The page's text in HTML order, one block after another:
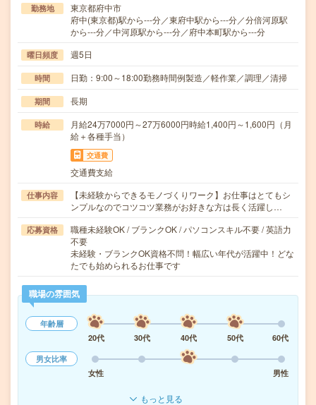
勤務地
東京都府中市
府中(東京都)駅から---分／東府中駅から---分／分倍河原駅
から---分／中河原駅から---分／府中本町駅から---分
曜日頻度 週5日
時間 日勤：9:00～18:00勤務時間例製造／軽作業／調理／清掃
期間 長期
時給
月給24万7000円～27万6000円時給1,400円～1,600円（月
給＋各種手当）
交通費
交通費支給
仕事内容
【未経験からできるモノづくりワーク】お仕事はとてもシ
ンプルなのでコツコツ業務がお好きな方は長く活躍し…
応募資格
職種未経験OK / ブランクOK / パソコンスキル不要 / 英語力
不要
未経験・ブランクOK資格不問！幅広い年代が活躍中！どな
たでも始められるお仕事です
職場の雰囲気
年齢層
20代
30代 40代 50代
60代
男女比率
女性
男性
もっと見る